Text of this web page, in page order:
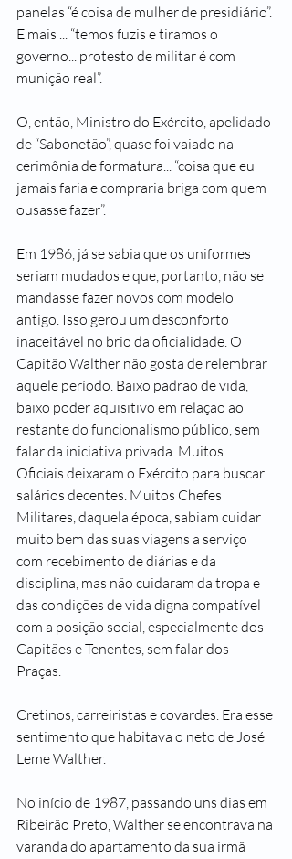
panelas “é coisa de mulher de presidiário”.
E mais ... “temos fuzis e tiramos o
governo... protesto de militar é com
munição real”.
O, então, Ministro do Exército, apelidado
de “Sabonetão”, quase foi vaiado na
cerimônia de formatura... “coisa que eu
jamais faria e compraria briga com quem
ousasse fazer”.
Em 1986, já se sabia que os uniformes
seriam mudados e que, portanto, não se
mandasse fazer novos com modelo
antigo. Isso gerou um desconforto
inaceitável no brio da oficialidade. O
Capitão Walther não gosta de relembrar
aquele período. Baixo padrão de vida,
baixo poder aquisitivo em relação ao
restante do funcionalismo público, sem
falar da iniciativa privada. Muitos
Oficiais deixaram o Exército para buscar
salários decentes. Muitos Chefes
Militares, daquela época, sabiam cuidar
muito bem das suas viagens a serviço
com recebimento de diárias e da
disciplina, mas não cuidaram da tropa e
das condições de vida digna compatível
com a posição social, especialmente dos
Capitães e Tenentes, sem falar dos
Praças.
Cretinos, carreiristas e covardes. Era esse
sentimento que habitava o neto de José
Leme Walther.
No início de 1987, passando uns dias em
Ribeirão Preto, Walther se encontrava na
varanda do apartamento da sua irmã